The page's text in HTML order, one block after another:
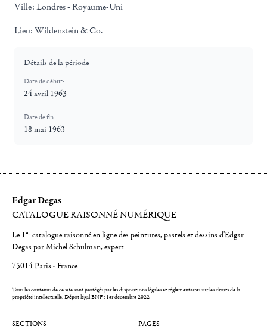
Ville: Londres - Royaume-Uni
Lieu: Wildenstein & Co.
Détails de la période
Date de début:
24 avril 1963
Date de fin:
18 mai 1963
Edgar Degas
CATALOGUE RAISONNÉ NUMÉRIQUE
Le 1er catalogue raisonné en ligne des peintures, pastels et dessins d'Edgar
Degas par Michel Schulman, expert
75014 Paris - France
Tous les contenus de ce site sont protégés par les dispositions légales et réglementaires sur les droits de la
propriété intellectuelle.Dépot légal BNF : 1er décembre 2022
SECTIONS PAGES